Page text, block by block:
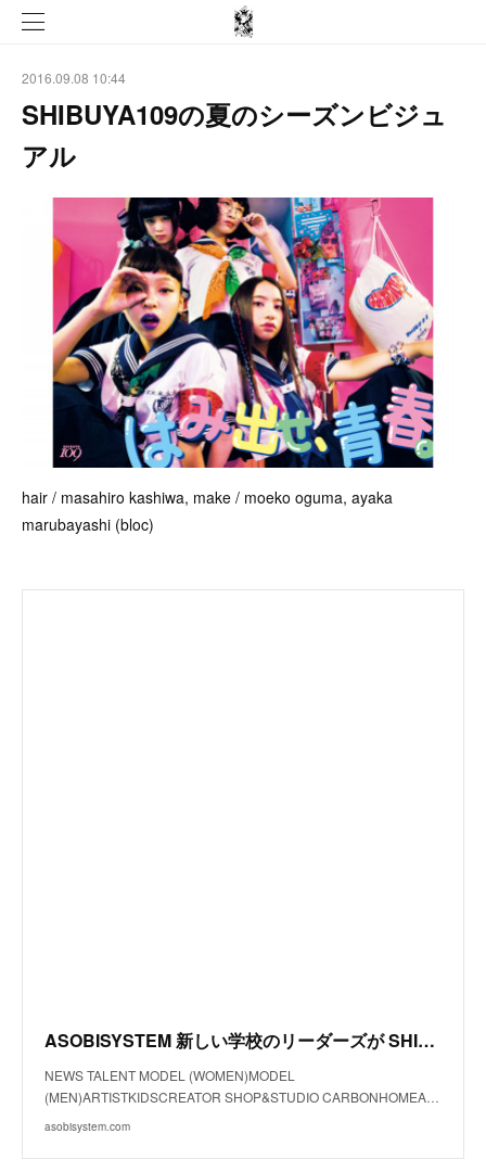
2016.09.08 10:44
SHIBUYA109の夏のシーズンビジュ
アル
hair / masahiro kashiwa, make / moeko oguma, ayaka
marubayashi (bloc)
ASOBISYSTEM 新しい学校のリーダーズが SHIBUYA109の夏のシーズンビジュアルモデルに！
NEWS TALENT MODEL (WOMEN)MODEL
(MEN)ARTISTKIDSCREATOR SHOP&STUDIO CARBONHOMEA…
asobisystem.com